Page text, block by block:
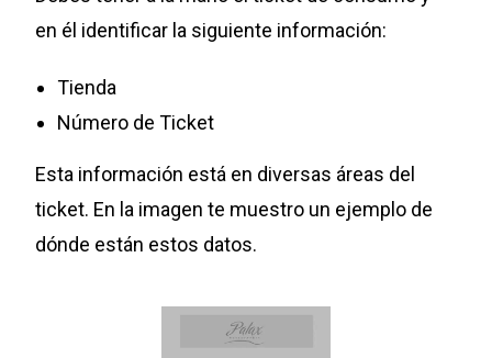
en él identificar la siguiente información:
Tienda
Número de Ticket
Esta información está en diversas áreas del
ticket. En la imagen te muestro un ejemplo de
dónde están estos datos.